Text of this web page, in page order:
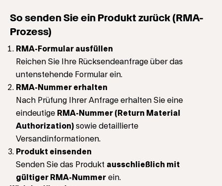
So senden Sie ein Produkt zurück (RMA-
Prozess)
RMA-Formular ausfüllen
Reichen Sie Ihre Rücksendeanfrage über das
untenstehende Formular ein.
RMA-Nummer erhalten
Nach Prüfung Ihrer Anfrage erhalten Sie eine
eindeutige RMA-Nummer (Return Material
Authorization) sowie detaillierte
Versandinformationen.
Produkt einsenden
Senden Sie das Produkt ausschließlich mit
gültiger RMA-Nummer ein.